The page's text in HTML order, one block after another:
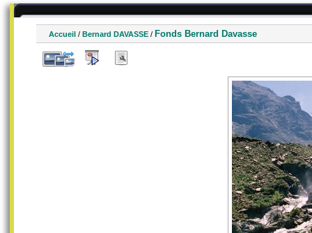
Accueil / Bernard DAVASSE / Fonds Bernard Davasse